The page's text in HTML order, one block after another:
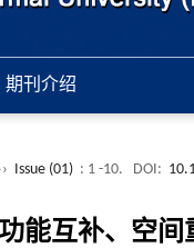
期刊介绍
Issue (01) : 1 -10. DOI:
能互补、空